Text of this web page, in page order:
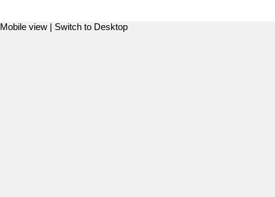
Mobile view | Switch to Desktop